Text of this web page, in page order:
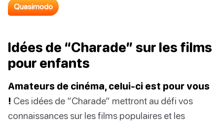
Quasimodo
Idées de “Charade” sur les films
pour enfants
Amateurs de cinéma, celui-ci est pour vous
! Ces idées de “Charade” mettront au défi vos
connaissances sur les films populaires et les